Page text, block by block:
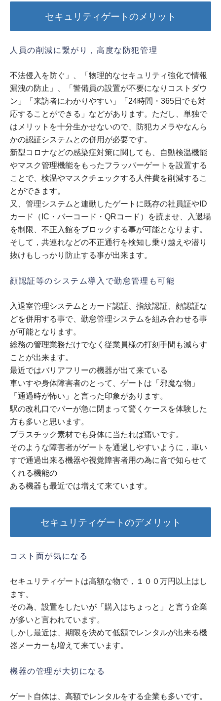
セキュリティゲートのメリット
人員の削減に繋がり，高度な防犯管理
不法侵入を防ぐ」、「物理的なセキュリティ強化で情報
漏洩の防止」、「警備員の設置が不要になりコストダウ
ン」「来訪者にわかりやすい」「24時間・365日でも対
応することができる」などがあります。ただし、単独で
はメリットを十分生かせないので、防犯カメラやなんら
かの認証システムとの併用が必要です。
新型コロナなどの感染症対策に関しても、自動検温機能
やマスク管理機能をもったフラッパーゲートを設置する
ことで、検温やマスクチェックする人件費を削減するこ
とができます。
又、管理システムと連動したゲートに既存の社員証やID
カード（IC・バーコード・QRコード）を読ませ、入退場
を制限、不正入館をブロックする事が可能となります。
そして，共連れなどの不正通行を検知し乗り越えや潜り
抜けもしっかり防止する事が出来ます。
顔認証等のシステム導入で勤怠管理も可能
入退室管理システムとカード認証、指紋認証、顔認証な
どを併用する事で、勤怠管理システムを組み合わせる事
が可能となります。
総務の管理業務だけでなく従業員様の打刻手間も減らす
ことが出来ます。
最近ではバリアフリーの機器が出て来ている
車いすや身体障害者のとって、ゲートは「邪魔な物」
「通過時が怖い」と言った印象があります。
駅の改札口でバーが急に閉まって驚くケースを体験した
方も多いと思います。
プラスチック素材でも身体に当たれば痛いです。
そのような障害者がゲートを通過しやすいように，車い
すで通過出来る機器や視覚障害者用の為に音で知らせて
くれる機能の
ある機器も最近では増えて来ています。
セキュリティゲートのデメリット
コスト面が気になる
セキュリティゲートは高額な物で，１００万円以上はし
ます。
その為、設置をしたいが「購入はちょっと」と言う企業
が多いと言われています。
しかし最近は、期限を決めて低額でレンタルが出来る機
器メーカーも増えて来ています。
機器の管理が大切になる
ゲート自体は、高額でレンタルをする企業も多いです。